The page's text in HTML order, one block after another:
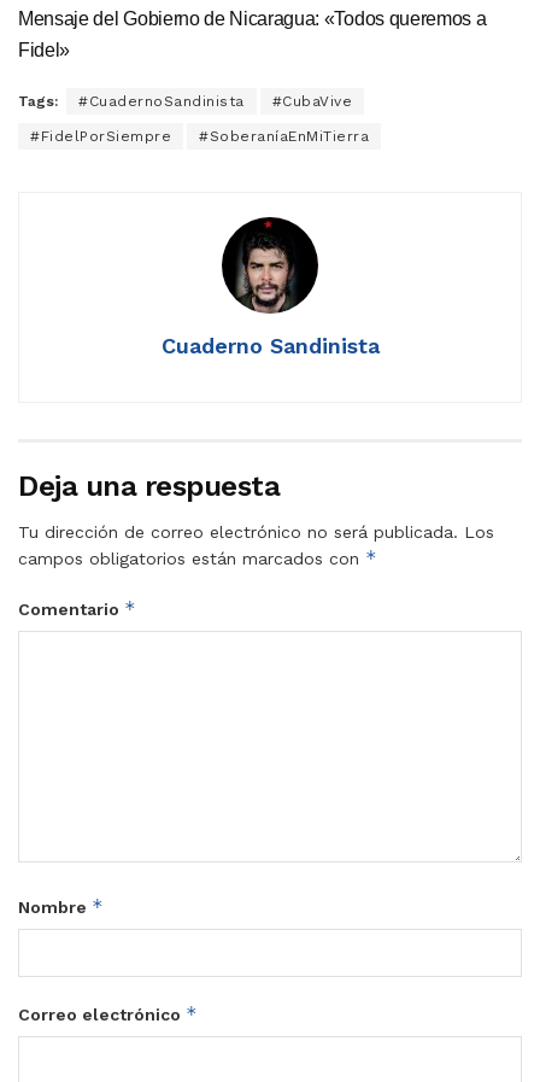
Mensaje del Gobierno de Nicaragua: «Todos queremos a
Fidel»
Tags: #CuadernoSandinista #CubaVive
#FidelPorSiempre #SoberaníaEnMiTierra
Cuaderno Sandinista
Deja una respuesta
Tu dirección de correo electrónico no será publicada. Los
campos obligatorios están marcados con *
Comentario *
Nombre *
Correo electrónico *